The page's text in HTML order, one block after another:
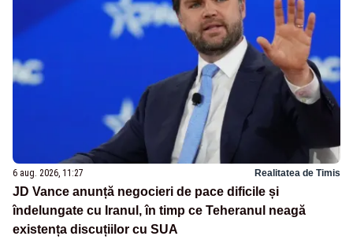
6 aug. 2026, 11:27 Realitatea de Timis
JD Vance anunță negocieri de pace dificile și
îndelungate cu Iranul, în timp ce Teheranul neagă
existența discuțiilor cu SUA